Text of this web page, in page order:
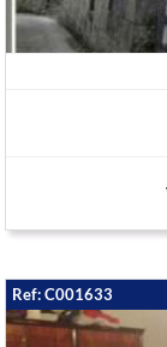
Ref: C001633